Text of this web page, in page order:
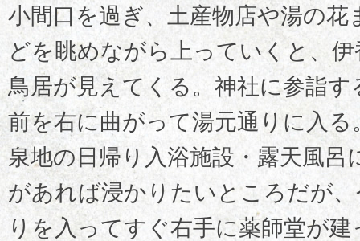
小間口を過ぎ、土産物店や湯の
どを眺めながら上っていくと、
鳥居が見えてくる。神社に参詣す
前を右に曲がって湯元通りに入
泉地の日帰り入浴施設・露天風呂
があれば浸かりたいところだが
りを入ってすぐ右手に薬師堂が